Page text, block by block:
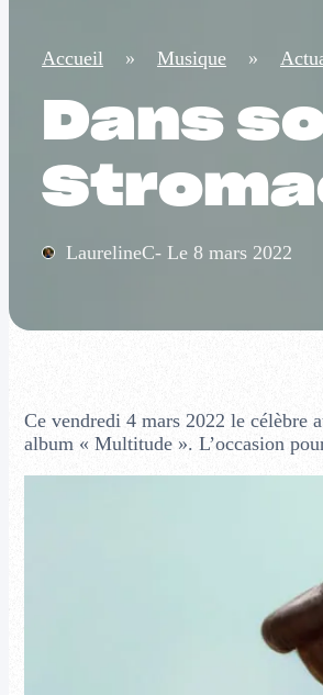
Accueil » Musique »
Dans
LaurelineC- Le 8 mars 2022
Ce vendredi 4 mars 2022 le célèbre
album « Multitude ». L’occasion